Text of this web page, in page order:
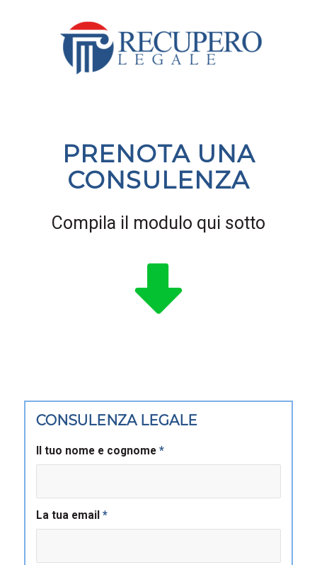
PRENOTA UNA
CONSULENZA
Compila il modulo qui sotto
CONSULENZA LEGALE
Il tuo nome e cognome *
La tua email *